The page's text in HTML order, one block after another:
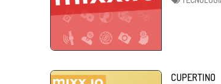
CUPERTINO